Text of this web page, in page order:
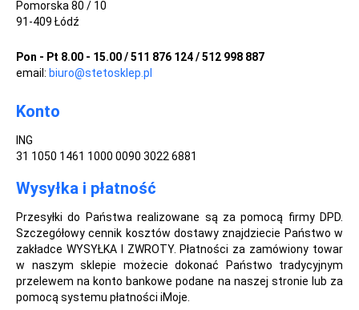
Pomorska 80 / 10
91-409 Łódź
Pon - Pt 8.00 - 15.00 / 511 876 124 / 512 998 887
email: biuro@stetosklep.pl
Konto
ING
31 1050 1461 1000 0090 3022 6881
Wysyłka i płatność
Przesyłki do Państwa realizowane są za pomocą firmy DPD.
Szczegółowy cennik kosztów dostawy znajdziecie Państwo w
zakładce WYSYŁKA I ZWROTY. Płatności za zamówiony towar
w naszym sklepie możecie dokonać Państwo tradycyjnym
przelewem na konto bankowe podane na naszej stronie lub za
pomocą systemu płatności iMoje.